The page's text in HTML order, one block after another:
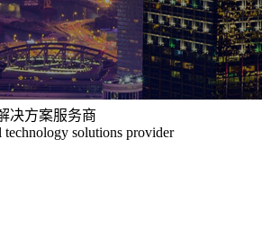
决方案服务商
solutions provider